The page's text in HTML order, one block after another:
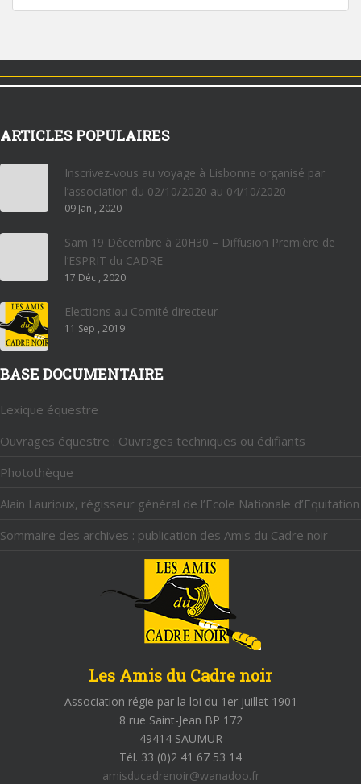
ARTICLES POPULAIRES
Inscrivez-vous au voyage à Lisbonne organisé par
l’association du 02/10/2020 au 04/10/2020
09 Jan , 2020
Sam 19 Décembre à 20H30 – Diffusion Première de
l’ESPRIT du CADRE
17 Déc , 2020
Elections au Comité directeur
11 Sep , 2019
BASE DOCUMENTAIRE
Lexique équestre
Ouvrages équestre : Ouvrages techniques ou édifiants
Photothèque
Alain Laurioux, régisseur général de l’Ecole Nationale d’Equitation
Sommaire des archives : publication des Amis du Cadre noir
Les Amis du Cadre noir
Association régie par la loi du 1er juillet 1901
8 rue Saint-Jean BP 172
49414 SAUMUR
Tél. 33 (0)2 41 67 53 14
amisducadrenoir@wanadoo.fr